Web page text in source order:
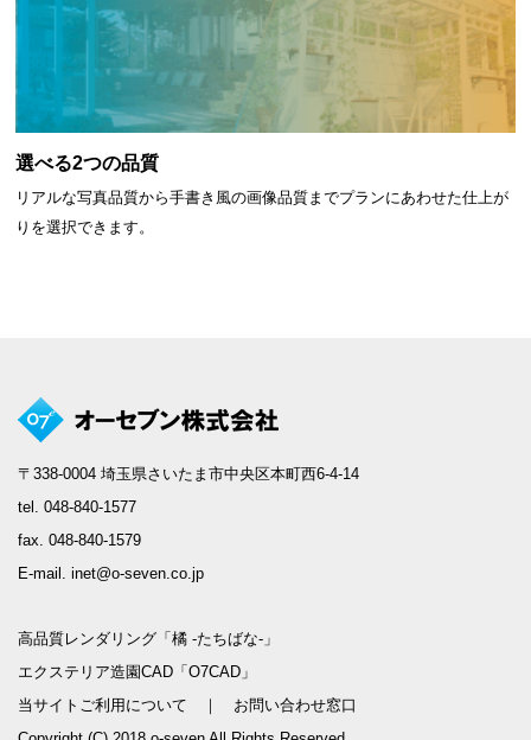
選べる2つの品質
リアルな写真品質から手書き風の画像品質までプランにあわせた仕上が
りを選択できます。
〒338-0004 埼玉県さいたま市中央区本町西6-4-14
tel. 048-840-1577
fax. 048-840-1579
E-mail. inet@o-seven.co.jp
高品質レンダリング「橘 -たちばな-」
エクステリア造園CAD「O7CAD」
当サイトご利用について ｜ お問い合わせ窓口